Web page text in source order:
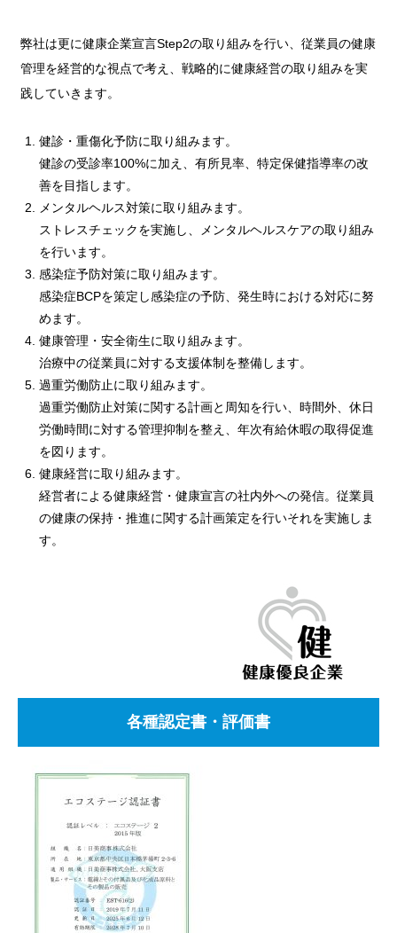
弊社は更に健康企業宣言Step2の取り組みを行い、従業員の健康
管理を経営的な視点で考え、戦略的に健康経営の取り組みを実
践していきます。
健診・重傷化予防に取り組みます。
健診の受診率100%に加え、有所見率、特定保健指導率の改
善を目指します。
メンタルヘルス対策に取り組みます。
ストレスチェックを実施し、メンタルヘルスケアの取り組み
を行います。
感染症予防対策に取り組みます。
感染症BCPを策定し感染症の予防、発生時における対応に努
めます。
健康管理・安全衛生に取り組みます。
治療中の従業員に対する支援体制を整備します。
過重労働防止に取り組みます。
過重労働防止対策に関する計画と周知を行い、時間外、休日
労働時間に対する管理抑制を整え、年次有給休暇の取得促進
を図ります。
健康経営に取り組みます。
経営者による健康経営・健康宣言の社内外への発信。従業員
の健康の保持・推進に関する計画策定を行いそれを実施しま
す。
各種認定書・評価書